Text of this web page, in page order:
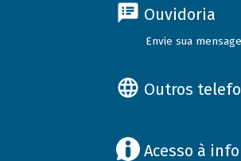
Ouvidoria
Envie sua
Outros
Acesso à